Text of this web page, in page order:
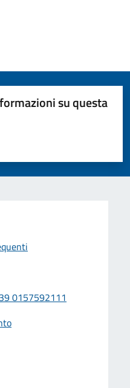
su questa
5
0157592111